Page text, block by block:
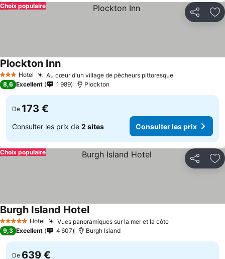
Partager
Choix populaire
3 ÉtoilesHotel Au cœur d'un village de pêcheurs pittoresque
Plockton Inn
8,6 Excellent 1 989 Plockton
De 173 €
Consulter les prix de 2 sites Consulter les prix
Partager
Choix populaire
5 Étoiles Hotel Vues panoramiques sur la mer et la côte
Burgh Island Hotel
9,3 Excellent 4 607 Burgh Island
De 639 €